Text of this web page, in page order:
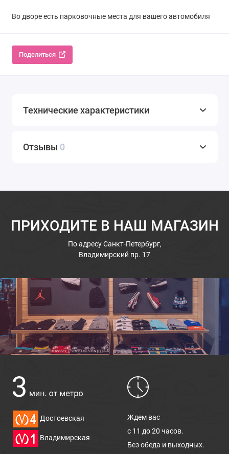
Во дворе есть парковочные места для вашего автомобиля
Поделиться
Технические характеристики
Отзывы 0
ПРИХОДИТЕ В НАШ МАГАЗИН
По адресуСанкт-Петербург,
Владимирский пр. 17
Достоевская
Владимирская
Ждем вас
с 11 до 20 часов.
Без обеда и выходных.